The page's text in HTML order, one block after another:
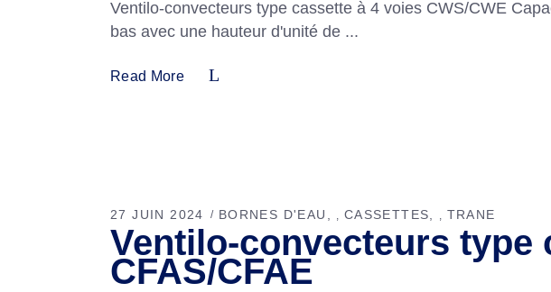
Ventilo-convecteurs type cassette à 4 voies CWS/CWE
bas avec une hauteur d'unité de
Read More
27 JUIN 2024 BORNES D'EAU CASSETTES TRANE
Ventilo-convecteurs
CFAS/CFAE